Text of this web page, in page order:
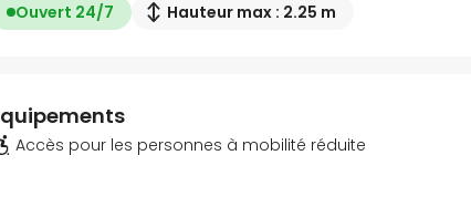
Ouvert 24/7 Hauteur max : 2.25 m
Accès pour les personnes à mobilité réduite